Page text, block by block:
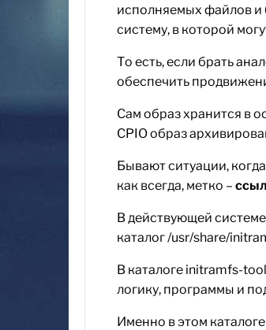
исполняемых файлов и
систему, в которой
То есть, если брать
обеспечить
Сам образ хранится в
CPIO образ
Бывают ситуации,
как всегда, метко –
В действующей системе
каталог /usr/share/
В каталоге initramfs-
логику, программы и
Именно в этом